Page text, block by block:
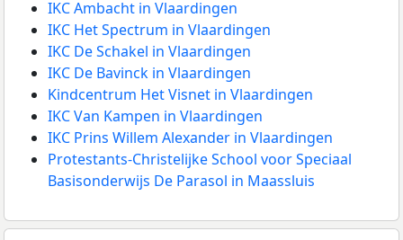
IKC Ambacht in Vlaardingen
IKC Het Spectrum in Vlaardingen
IKC De Schakel in Vlaardingen
IKC De Bavinck in Vlaardingen
Kindcentrum Het Visnet in Vlaardingen
IKC Van Kampen in Vlaardingen
IKC Prins Willem Alexander in Vlaardingen
Protestants-Christelijke School voor Speciaal
Basisonderwijs De Parasol in Maassluis